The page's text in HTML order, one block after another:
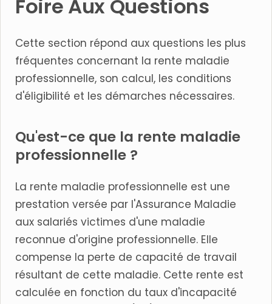
Foire Aux Questions
Cette section répond aux questions les plus
fréquentes concernant la rente maladie
professionnelle, son calcul, les conditions
d'éligibilité et les démarches nécessaires.
Qu'est-ce que la rente maladie
professionnelle ?
La rente maladie professionnelle est une
prestation versée par l'Assurance Maladie
aux salariés victimes d'une maladie
reconnue d'origine professionnelle. Elle
compense la perte de capacité de travail
résultant de cette maladie. Cette rente est
calculée en fonction du taux d'incapacité